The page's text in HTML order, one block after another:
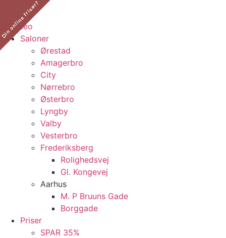
Saloner
Ørestad
Amagerbro
City
Nørrebro
Østerbro
Lyngby
Valby
Vesterbro
Frederiksberg
Rolighedsvej
Gl. Kongevej
Aarhus
M. P Bruuns Gade
Borggade
Priser
SPAR 35%
online frisør?